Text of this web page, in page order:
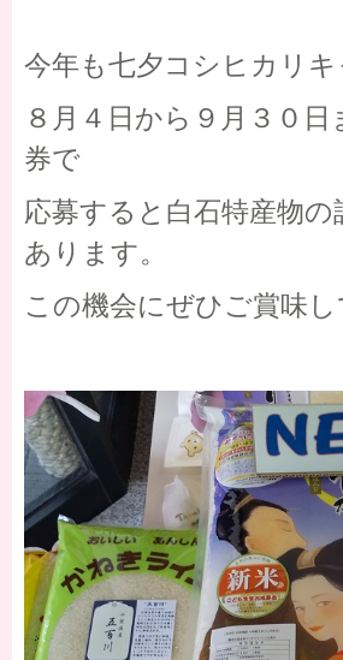
今年も七夕コシヒカリ
８月４日から９月３０
券で
応募すると白石特産物
あります。
この機会にぜひご賞味